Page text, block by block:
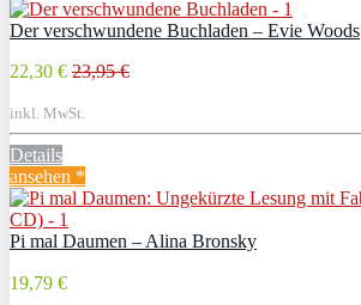
Der verschwundene Buchladen – Evie Woods
22,30 € 23,95 €
inkl. MwSt.
Details
ansehen *
Pi mal Daumen – Alina Bronsky
19,79 €